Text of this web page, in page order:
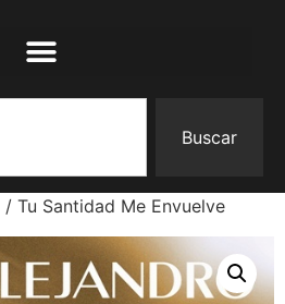
Buscar
/ Tu Santidad Me Envuelve